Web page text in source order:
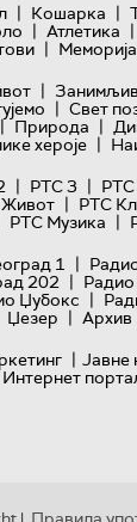
| Кошарка |
| Атлетика |
|
|
| Свет
| Природа |
хероје |
| РТС 3 | РТС
| РТС
РТС Музика |
1 |
202 |
Џубокс |
Џезер | Архив
| Јавне
Интернет